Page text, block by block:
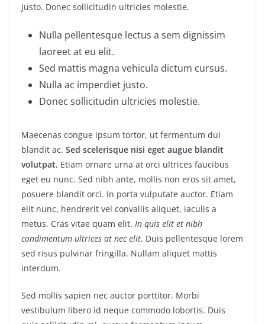
justo. Donec sollicitudin ultricies molestie.
Nulla pellentesque lectus a sem dignissim
laoreet at eu elit.
Sed mattis magna vehicula dictum cursus.
Nulla ac imperdiet justo.
Donec sollicitudin ultricies molestie.
Maecenas congue ipsum tortor, ut fermentum dui
blandit ac. Sed scelerisque nisi eget augue blandit
volutpat. Etiam ornare urna at orci ultrices faucibus
eget eu nunc. Sed nibh ante, mollis non eros sit amet,
posuere blandit orci. In porta vulputate auctor. Etiam
elit nunc, hendrerit vel convallis aliquet, iaculis a
metus. Cras vitae quam elit. In quis elit et nibh
condimentum ultrices at nec elit. Duis pellentesque lorem
sed risus pulvinar fringilla. Nullam aliquet mattis
interdum.
Sed mollis sapien nec auctor porttitor. Morbi
vestibulum libero id neque commodo lobortis. Duis